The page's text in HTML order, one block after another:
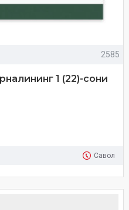
2585
1 (22)-сони
Савол